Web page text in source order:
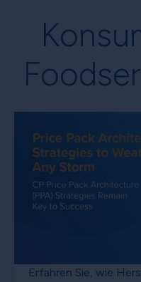
Erfahren Sie, wie